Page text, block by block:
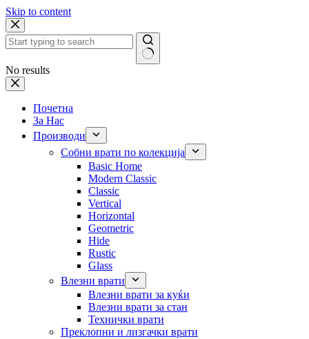
Skip to content
No results
Почетна
За Нас
Производи
Собни врати по колекција
Basic Home
Modern Classic
Classic
Vertical
Horizontal
Geometric
Hide
Rustic
Glass
Влезни врати
Влезни врати за куќи
Влезни врати за стан
Технички врати
Преклопни и лизгачки врати